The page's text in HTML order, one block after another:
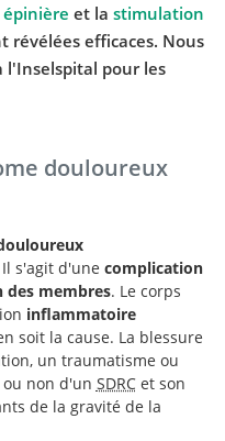
et la stimulation
révélées efficaces. Nous
l'Inselspital pour les
douloureux
s'agit d'une complication
des membres. Le corps
inflammatoire
soit la cause. La blessure
un traumatisme ou
non d'un SDRCet son
de la gravité de la